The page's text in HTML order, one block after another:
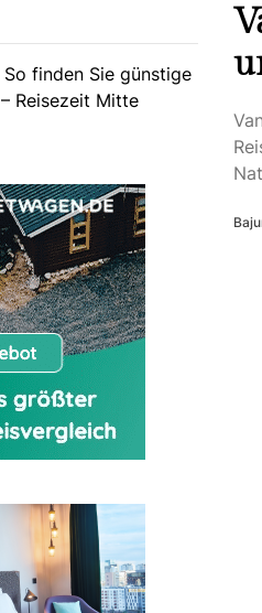
finden Sie günstige
Reisezeit Mitte